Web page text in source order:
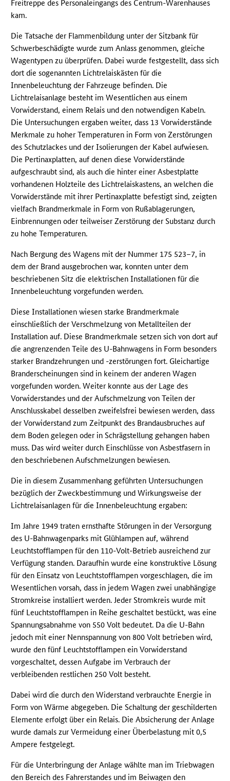
Freitreppe des Personaleingangs des Centrum-Warenhauses
kam.
Die Tatsache der Flammenbildung unter der Sitzbank für
Schwerbeschädigte wurde zum Anlass genommen, gleiche
Wagentypen zu überprüfen. Dabei wurde festgestellt, dass sich
dort die sogenannten Lichtrelaiskästen für die
Innenbeleuchtung der Fahrzeuge befinden. Die
Lichtrelaisanlage besteht im Wesentlichen aus einem
Vorwiderstand, einem Relais und den notwendigen Kabeln.
Die Untersuchungen ergaben weiter, dass 13 Vorwiderstände
Merkmale zu hoher Temperaturen in Form von Zerstörungen
des Schutzlackes und der Isolierungen der Kabel aufwiesen.
Die Pertinaxplatten, auf denen diese Vorwiderstände
aufgeschraubt sind, als auch die hinter einer Asbestplatte
vorhandenen Holzteile des Lichtrelaiskastens, an welchen die
Vorwiderstände mit ihrer Pertinaxplatte befestigt sind, zeigten
vielfach Brandmerkmale in Form von Rußablagerungen,
Einbrennungen oder teilweiser Zerstörung der Substanz durch
zu hohe Temperaturen.
Nach Bergung des Wagens mit der Nummer 175 523–7, in
dem der Brand ausgebrochen war, konnten unter dem
beschriebenen Sitz die elektrischen Installationen für die
Innenbeleuchtung vorgefunden werden.
Diese Installationen wiesen starke Brandmerkmale
einschließlich der Verschmelzung von Metallteilen der
Installation auf. Diese Brandmerkmale setzen sich von dort auf
die angrenzenden Teile des U-Bahnwagens in Form besonders
starker Brandzehrungen und -zerstörungen fort. Gleichartige
Branderscheinungen sind in keinem der anderen Wagen
vorgefunden worden. Weiter konnte aus der Lage des
Vorwiderstandes und der Aufschmelzung von Teilen der
Anschlusskabel desselben zweifelsfrei bewiesen werden, dass
der Vorwiderstand zum Zeitpunkt des Brandausbruches auf
dem Boden gelegen oder in Schrägstellung gehangen haben
muss. Das wird weiter durch Einschlüsse von Asbestfasern in
den beschriebenen Aufschmelzungen bewiesen.
Die in diesem Zusammenhang geführten Untersuchungen
bezüglich der Zweckbestimmung und Wirkungsweise der
Lichtrelaisanlagen für die Innenbeleuchtung ergaben:
Im Jahre 1949 traten ernsthafte Störungen in der Versorgung
des U-Bahnwagenparks mit Glühlampen auf, während
Leuchtstofflampen für den 110-Volt-Betrieb ausreichend zur
Verfügung standen. Daraufhin wurde eine konstruktive Lösung
für den Einsatz von Leuchtstofflampen vorgeschlagen, die im
Wesentlichen vorsah, dass in jedem Wagen zwei unabhängige
Stromkreise installiert werden. Jeder Stromkreis wurde mit
fünf Leuchtstofflampen in Reihe geschaltet bestückt, was eine
Spannungsabnahme von 550 Volt bedeutet. Da die U-Bahn
jedoch mit einer Nennspannung von 800 Volt betrieben wird,
wurde den fünf Leuchtstofflampen ein Vorwiderstand
vorgeschaltet, dessen Aufgabe im Verbrauch der
verbleibenden restlichen 250 Volt besteht.
Dabei wird die durch den Widerstand verbrauchte Energie in
Form von Wärme abgegeben. Die Schaltung der geschilderten
Elemente erfolgt über ein Relais. Die Absicherung der Anlage
wurde damals zur Vermeidung einer Überbelastung mit 0,5
Ampere festgelegt.
Für die Unterbringung der Anlage wählte man im Triebwagen
den Bereich des Fahrerstandes und im Beiwagen den